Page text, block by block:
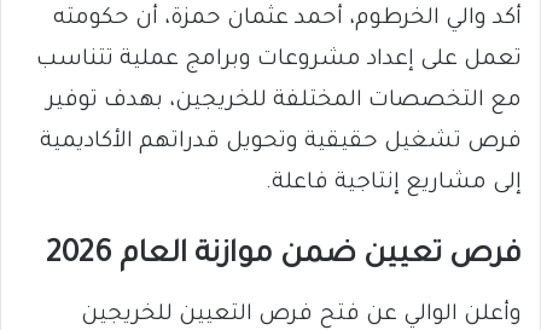
أكد والي الخرطوم، أحمد عثمان حمزة، أن حكومته
تعمل على إعداد مشروعات وبرامج عملية تتناسب
مع التخصصات المختلفة للخريجين، بهدف توفير
فرص تشغيل حقيقية وتحويل قدراتهم الأكاديمية
إلى مشاريع إنتاجية فاعلة.
فرص تعيين ضمن موازنة العام 2026
وأعلن الوالي عن فتح فرص التعيين للخريجين